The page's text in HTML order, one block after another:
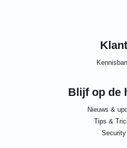
Klant
Blijf op de
Nieuws &
Tips &
Security